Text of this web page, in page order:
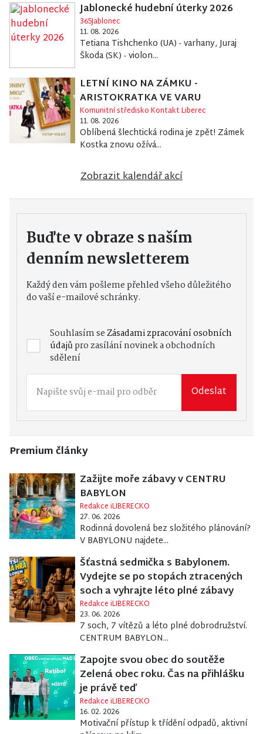
Jablonecké hudební úterky 2026
365Jablonec
11. 08. 2026
Tetiana Tishchenko (UA) - varhany, Juraj
Škoda (SK) - violon...
LETNÍ KINO NA ZÁMKU -
ARISTOKRATKA VE VARU
Komunitní středisko Kontakt Liberec
11. 08. 2026
Oblíbená šlechtická rodina je zpět! Zámek
Kostka znovu ožívá...
Zobrazit kalendář akcí
Buďte v obraze s naším
denním newsletterem
Každý den vám pošleme přehled všeho důležitého
do vaší e-mailové schránky.
Souhlasím seZásadami zpracování osobních
údajůpro zasílání novinek a obchodních
sdělení
Odeslat
Premium články
Zažijte moře zábavy v CENTRU
BABYLON
Redakce iLIBERECKO
27. 06. 2026
Rodinná dovolená bez složitého plánování?
V BABYLONU najdete...
Šťastná sedmička s Babylonem.
Vydejte se po stopách ztracených
soch a vyhrajte léto plné zábavy
Redakce iLIBERECKO
23. 06. 2026
7 soch, 7 vítězů a léto plné dobrodružství.
CENTRUM BABYLON...
Zapojte svou obec do soutěže
Zelená obec roku. Čas na přihlášku
je právě teď
Redakce iLIBERECKO
16. 02. 2026
Motivační přístup k třídění odpadů, aktivní